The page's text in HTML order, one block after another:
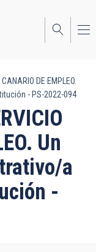
DE EMPLEO.
- PS-2022-094
Un
a
-